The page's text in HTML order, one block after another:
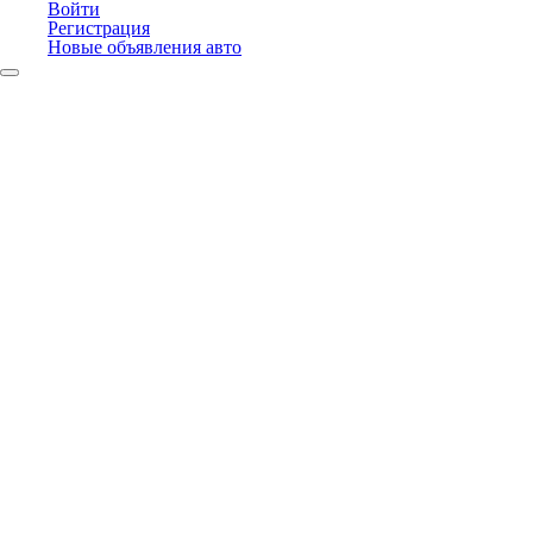
Войти
Регистрация
Новые объявления авто